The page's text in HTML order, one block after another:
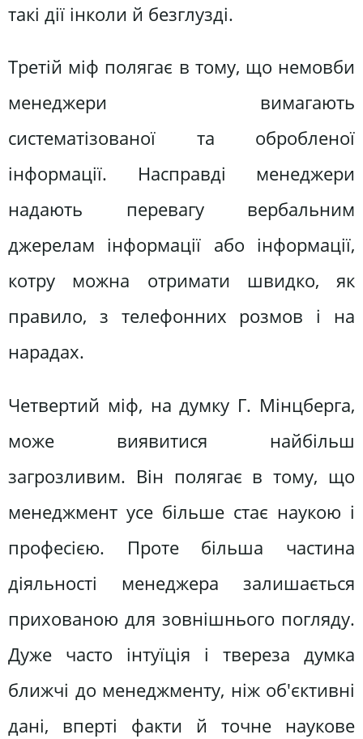
такі дії інколи й безглузді.
Третій міф полягає в тому, що немовби
менеджери вимагають
систематізованої та обробленої
інформації. Насправді менеджери
надають перевагу вербальним
джерелам інформації або інформації,
котру можна отримати швидко, як
правило, з телефонних розмов і на
нарадах.
Четвертий міф, на думку Г. Мінцберга,
може виявитися найбільш
загрозливим. Він полягає в тому, що
менеджмент усе більше стає наукою і
професією. Проте більша частина
діяльності менеджера залишається
прихованою для зовнішнього погляду.
Дуже часто інтуїція і твереза думка
ближчі до менеджменту, ніж об'єктивні
дані, вперті факти й точне наукове